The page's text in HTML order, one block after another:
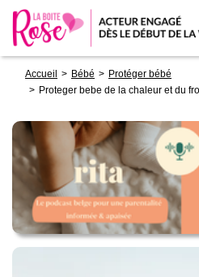
d'Ariane
Accueil Bébé
Protéger bébé
Proteger bebe de la chaleur et du